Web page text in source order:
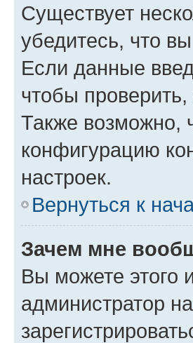
Существует
убедитесь, что
Если данные
чтобы
Также возможно,
конфигурацию
настроек.
Вернуться к
Зачем мне
Вы можете этого
администратор